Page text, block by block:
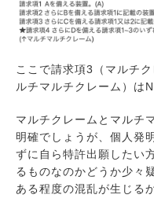
ここで請求項3（マルチ
ルチマルチクレーム）は
マルチクレームとマルチ
明確でしょうが、個人発
ずに自ら特許出願したい
るものなのかどうか少々
ある程度の混乱が生じる